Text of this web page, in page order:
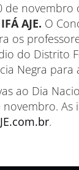
de
AJE. O
os
do Distrito
Negra para
ao Dia
novembro.
.